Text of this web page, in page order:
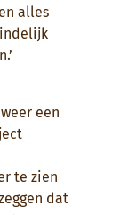
alles
een
te zien
dat